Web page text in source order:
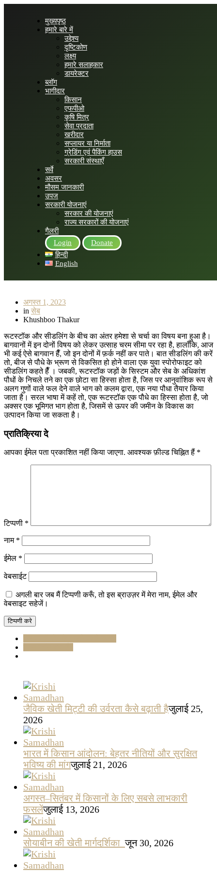
मुख्यपृष्ठ
हमारे बारे में
उद्देश्य
दृष्टिकोण
लक्ष्य
हमारे सलाहकार
डायरेक्टर
ब्लॉग
भागीदार
किसान
एफपीओ
कृषि मित्र
सेवा प्रदाता
खरीदार
सप्लायर या निर्माता
ग्रेडिंग एवं पैकिंग हाउस
सरकारी संस्थाएँ
सर्वे
अवसर
मौसम जानकारी
उपज
सरकारी योजनाएं
सरकार की योजनाएं
राज्य सरकारों की योजनाएं
गैलरी
Login
Donate
हिन्दी
English
अगस्त 1, 2023
in सेब
Khushboo Thakur
रूटस्टॉक और सीडलिंग के बीच का अंतर हमेशा से चर्चा का विषय बना हुआ है।
बागवानों में इन दोनों विषय को लेकर उत्साह चरम सीमा पर रहा है, हालाँकि, आज
भी कई ऐसे बागवान हैँ, जो इन दोनों में फ़र्क नहीं कर पाते। बात सीडलिंग की करें
तो, बीज से पौधे के भ्रूण से विकसित हो होने वाला एक युवा स्पोरोफाइट को
सीडलिंग कहते हैँ । जबकी, रूटस्टॉक जड़ों के सिस्टम और सेब के अधिकांश
पौधों के निचले तने का एक छोटा सा हिस्सा होता है, जिस पर आनुवांशिक रूप से
अलग गुणों वाले फल देने वाले भाग को कलम द्वारा, एक नया पौधा तैयार किया
जाता है। सरल भाषा में कहें तो, एक रूटस्टॉक एक पौधे का हिस्सा होता है, जो
अक्सर एक भूमिगत भाग होता है, जिसमें से ऊपर की जमीन के विकास का
उत्पादन किया जा सकता है।
प्रातिक्रिया दे
आपका ईमेल पता प्रकाशित नहीं किया जाएगा. आवश्यक फ़ील्ड चिह्नित हैं *
टिप्पणी *
नाम *
ईमेल *
वेबसाईट
अगली बार जब मैं टिप्पणी करूँ, तो इस ब्राउज़र में मेरा नाम, ईमेल और
वेबसाइट सहेजें।
जैविक खेती मिट्टी की उर्वरता कैसे बढ़ाती हैजुलाई 25,
2026
भारत में किसान आंदोलन: बेहतर नीतियों और सुरक्षित
भविष्य की मांगजुलाई 21, 2026
अगस्त–सितंबर में किसानों के लिए सबसे लाभकारी
फसलेंजुलाई 13, 2026
सोयाबीन की खेती मार्गदर्शिकाजून 30, 2026